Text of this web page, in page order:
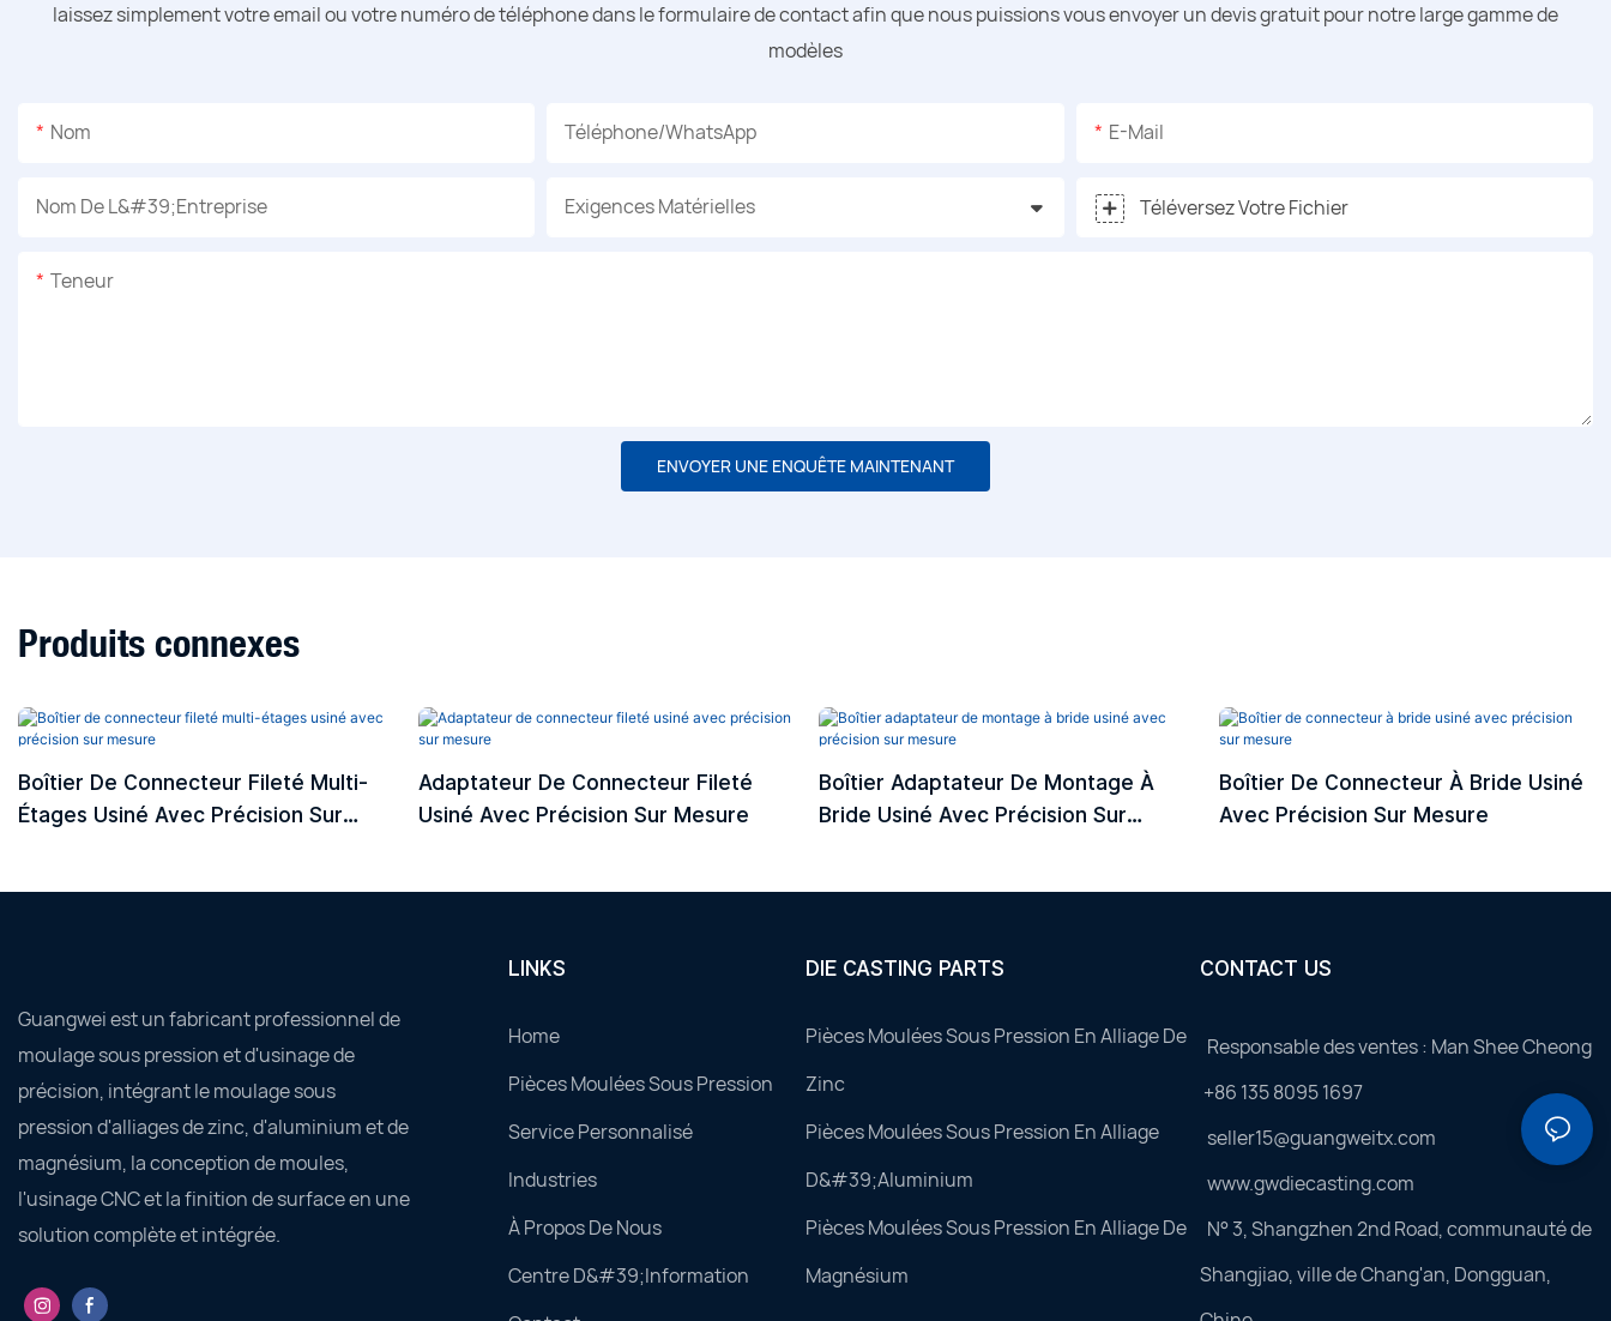
laissez simplement votre email ou votre numéro de téléphone dans le formulaire de contact afin que nous puissions vous envoyer un devis gratuit pour notre large gamme de
modèles
Nom Téléphone/WhatsApp E-Mail
Nom De L&#39;entreprise Exigences Matérielles Téléversez Votre Fichier
Teneur
ENVOYER UNE ENQUÊTE MAINTENANT
Produits connexes
Boîtier De Connecteur Fileté Multi-
Étages Usiné Avec Précision Sur
Adaptateur De Connecteur Fileté
Usiné Avec Précision Sur Mesure
Boîtier Adaptateur De Montage À
Bride Usiné Avec Précision Sur
Boîtier De Connecteur À Bride Usiné
Avec Précision Sur Mesure
Guangwei est un fabricant professionnel de
moulage sous pression et d'usinage de
précision, intégrant le moulage sous
pression d'alliages de zinc, d'aluminium et de
magnésium, la conception de moules,
l'usinage CNC et la finition de surface en une
solution complète et intégrée.
LINKS
Home
Pièces Moulées Sous Pression
Service Personnalisé
Industries
À Propos De Nous
Centre D&#39;information
DIE CASTING PARTS
Pièces Moulées Sous Pression En Alliage De
Zinc
Pièces Moulées Sous Pression En Alliage
D&#39;aluminium
Pièces Moulées Sous Pression En Alliage De
Magnésium
CONTACT US
Responsable des ventes : Man Shee Cheong
+86 135 8095 1697
seller15@guangweitx.com
www.gwdiecasting.com
N° 3, Shangzhen 2nd Road, communauté de
Shangjiao, ville de Chang'an, Dongguan,